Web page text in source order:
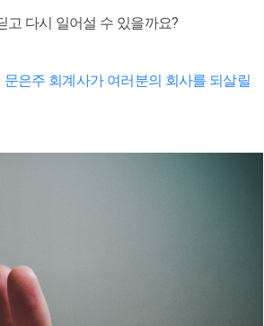
고 다시 일어설 수 있을까요?
은주 회계사가 여러분의 회사를 되살릴